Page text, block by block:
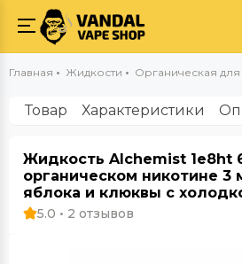
Главная Жидкости Органическая для
Товар Характеристики
Жидкость Alchemist 1e8ht
органическом никотине 3
яблока и клюквы с
5.0 • 2 отзывов